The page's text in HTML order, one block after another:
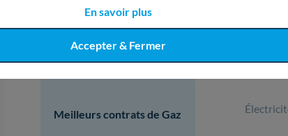
En savoir plus
Accepter & Fermer
Meilleurs contrats de Gaz